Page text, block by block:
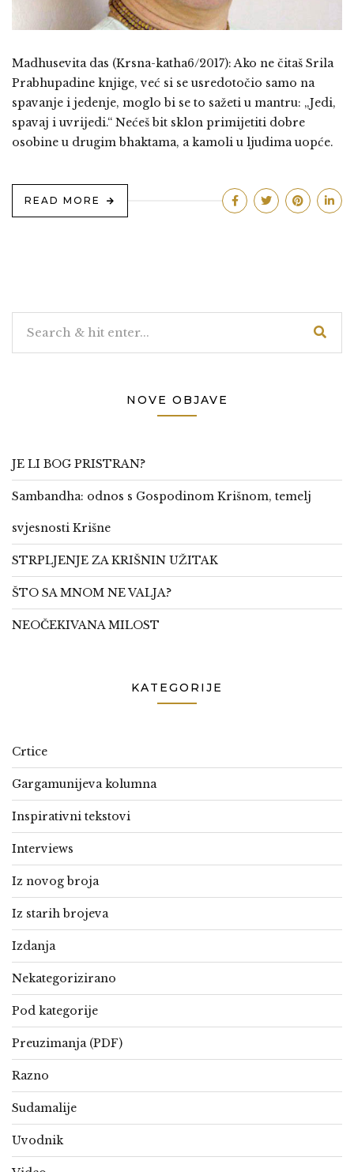
Madhusevita das (Krsna-katha6/2017): Ako ne čitaš Srila
Prabhupadine knjige, već si se usredotočio samo na
spavanje i jedenje, moglo bi se to sažeti u mantru: „Jedi,
spavaj i uvrijedi.“ Nećeš bit sklon primijetiti dobre
osobine u drugim bhaktama, a kamoli u ljudima uopće.
READ MORE
NOVE OBJAVE
JE LI BOG PRISTRAN?
Sambandha: odnos s Gospodinom Krišnom, temelj
svjesnosti Krišne
STRPLJENJE ZA KRIŠNIN UŽITAK
ŠTO SA MNOM NE VALJA?
NEOČEKIVANA MILOST
KATEGORIJE
Crtice
Gargamunijeva kolumna
Inspirativni tekstovi
Interviews
Iz novog broja
Iz starih brojeva
Izdanja
Nekategorizirano
Pod kategorije
Preuzimanja (PDF)
Razno
Sudamalije
Uvodnik